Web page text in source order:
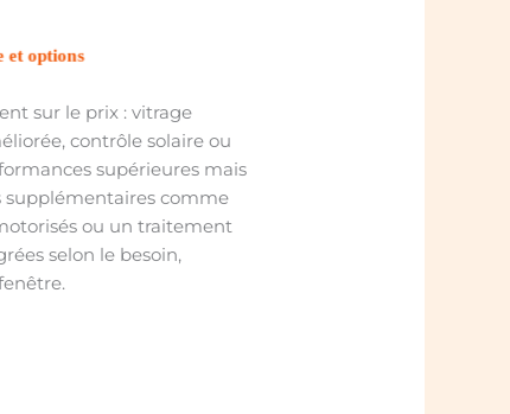
et options
sur le prix : vitrage
contrôle solaire ou
supérieures mais
supplémentaires comme
ou un traitement
selon le besoin,